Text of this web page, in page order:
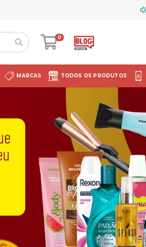
0
MARCAS TODOS OS PRODUTOS